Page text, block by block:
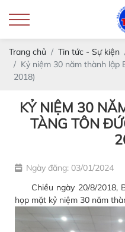
Trang chủ Tin tức - Sự kiện
Kỷ niệm 30 năm thành lập
2018)
KỶ NIỆM 30
TÀNG TÔN
Ngày đăng: 03/01/2024
Chiều ngày 20/8/2018,
họp mặt kỷ niệm 30 năm